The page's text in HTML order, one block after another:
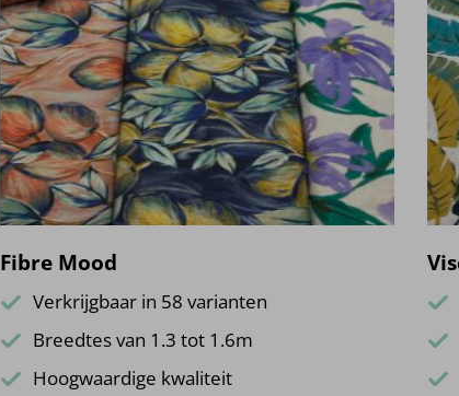
Fibre Mood
Verkrijgbaar in 58 varianten
Breedtes van 1.3 tot 1.6m
Hoogwaardige kwaliteit